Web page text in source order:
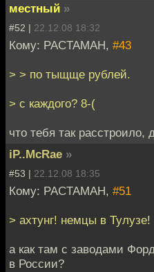
местный »
#52 | 22.12.08 18:32
Кому: PACTAMAH, #43
> > по тыщще рублей.
> с каждого? 8-(
что тебя так расстроило,
iP..McRae »
#53 | 22.12.08 18:35
Кому: PACTAMAH, #51
> ахтунг! немцы в Тулузе!
а как там с заводами
в России?